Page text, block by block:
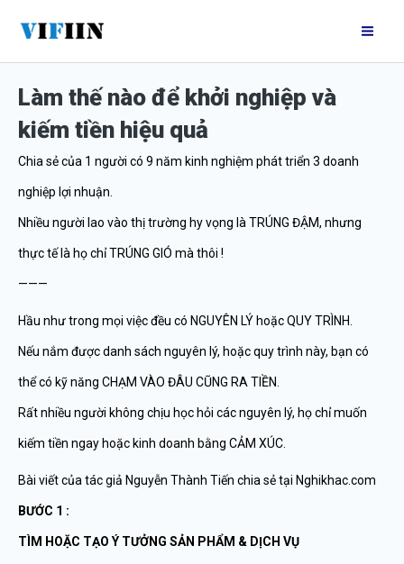
nội
dungLàm thế nào để khởi nghiệp và
kiếm tiền hiệu quả
Chia sẻ của 1 người có 9 năm kinh nghiệm phát triển 3 doanh
nghiệp lợi nhuận.
Nhiều người lao vào thị trường hy vọng là TRÚNG ĐẬM, nhưng
thực tế là họ chỉ TRÚNG GIÓ mà thôi !
———
Hầu như trong mọi việc đều có NGUYÊN LÝ hoặc QUY TRÌNH.
Nếu nắm được danh sách nguyên lý, hoặc quy trình này, bạn có
thể có kỹ năng CHẠM VÀO ĐÂU CŨNG RA TIỀN.
Rất nhiều người không chịu học hỏi các nguyên lý, họ chỉ muốn
kiếm tiền ngay hoặc kinh doanh bằng CẢM XÚC.
Bài viết của tác giả Nguyễn Thành Tiến chia sẻ tại Nghikhac.com
BƯỚC 1 :
TÌM HOẶC TẠO Ý TƯỞNG SẢN PHẨM & DỊCH VỤ